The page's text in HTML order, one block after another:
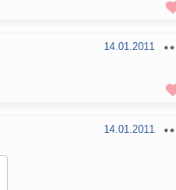
14.01.2011
14.01.2011